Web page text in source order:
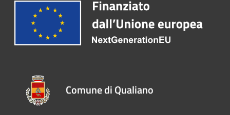
Comune di Qualiano